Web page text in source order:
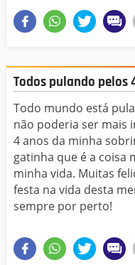
Todos pulando pelos
Todo mundo está
não poderia ser mais
4 anos da minha
gatinha que é a coisa
minha vida. Muitas
festa na vida desta
sempre por perto!